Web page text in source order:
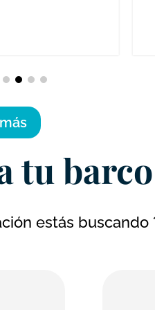
tu barco
estás buscando